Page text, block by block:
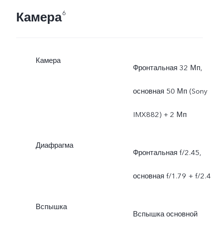
Камера6
Камера
Фронтальная 32 Мп,
основная 50 Мп (Sony
IMX882) + 2 Мп
Диафрагма
Фронтальная f/2.45,
основная f/1.79 + f/2.4
Вспышка
Вспышка основной